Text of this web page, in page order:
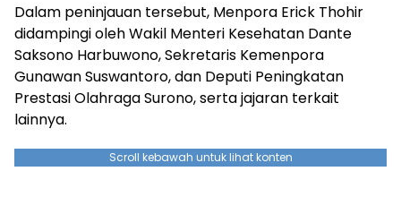
Dalam peninjauan tersebut, Menpora Erick Thohir
didampingi oleh Wakil Menteri Kesehatan Dante
Saksono Harbuwono, Sekretaris Kemenpora
Gunawan Suswantoro, dan Deputi Peningkatan
Prestasi Olahraga Surono, serta jajaran terkait
lainnya.
Scroll kebawah untuk lihat konten